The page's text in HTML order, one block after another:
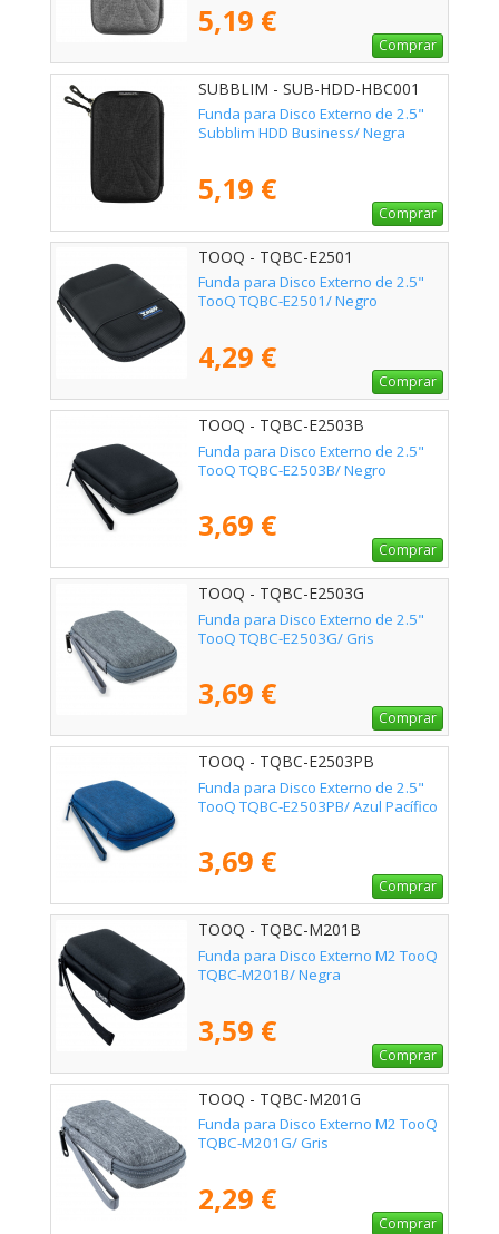
5,19 €
Comprar
SUBBLIM - SUB-HDD-HBC001
Funda para Disco Externo de 2.5"
Subblim HDD Business/ Negra
5,19 €
Comprar
TOOQ - TQBC-E2501
Funda para Disco Externo de 2.5"
TooQ TQBC-E2501/ Negro
4,29 €
Comprar
TOOQ - TQBC-E2503B
Funda para Disco Externo de 2.5"
TooQ TQBC-E2503B/ Negro
3,69 €
Comprar
TOOQ - TQBC-E2503G
Funda para Disco Externo de 2.5"
TooQ TQBC-E2503G/ Gris
3,69 €
Comprar
TOOQ - TQBC-E2503PB
Funda para Disco Externo de 2.5"
TooQ TQBC-E2503PB/ Azul Pacífico
3,69 €
Comprar
TOOQ - TQBC-M201B
Funda para Disco Externo M2 TooQ
TQBC-M201B/ Negra
3,59 €
Comprar
TOOQ - TQBC-M201G
Funda para Disco Externo M2 TooQ
TQBC-M201G/ Gris
2,29 €
Comprar